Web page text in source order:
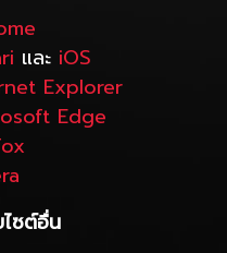
และ iOS
Explorer
Edge
ซต์อื่น